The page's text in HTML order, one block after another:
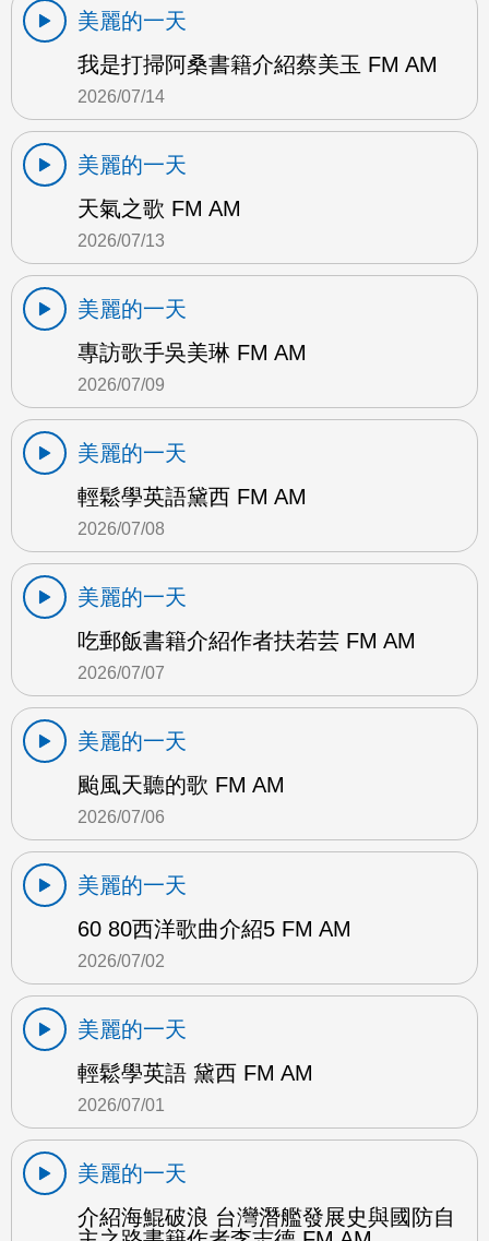
美麗的一天
我是打掃阿桑書籍介紹蔡美玉 FM AM
2026/07/14
美麗的一天
天氣之歌 FM AM
2026/07/13
美麗的一天
專訪歌手吳美琳 FM AM
2026/07/09
美麗的一天
輕鬆學英語黛西 FM AM
2026/07/08
美麗的一天
吃郵飯書籍介紹作者扶若芸 FM AM
2026/07/07
美麗的一天
颱風天聽的歌 FM AM
2026/07/06
美麗的一天
60 80西洋歌曲介紹5 FM AM
2026/07/02
美麗的一天
輕鬆學英語 黛西 FM AM
2026/07/01
美麗的一天
介紹海鯤破浪 台灣潛艦發展史與國防自